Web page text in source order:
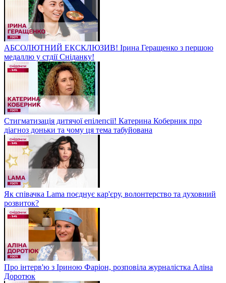
АБСОЛЮТНИЙ ЕКСКЛЮЗИВ! Ірина Геращенко з першою
медаллю у стдії Сніданку!
Стигматизація дитячої епілепсії! Катерина Коберник про
діагноз доньки та чому ця тема табуйована
Як співачка Lama поєднує кар'єру, волонтерство та духовний
розвиток?
Про інтерв'ю з Іриною Фаріон, розповіла журналістка Аліна
Доротюк